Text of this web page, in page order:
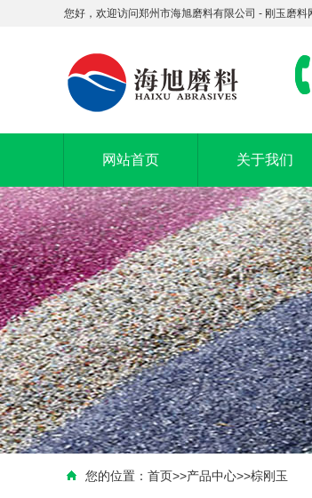
您好，欢迎访问郑州市海旭磨料有限公司 - 刚玉磨料
网站首页 关于我们
您的位置： 首页>>产品中心>>棕刚玉